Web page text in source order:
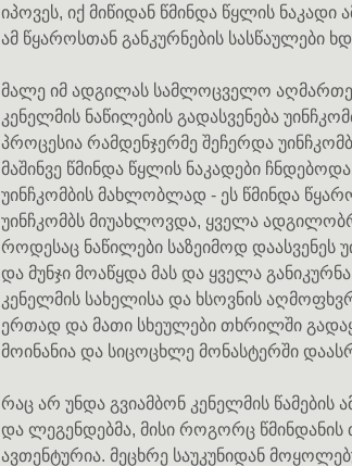
იპოვეს, იქ მიწიდან წმინდა წყლის
ამ წყაროსთან განკურნების სასწაულები
მალე იმ ადგილას სამლოცველო აღმართეს
კენელმის ნაწილების გადასვენება
პროცესია რამდენჯერმე შეჩერდა
მაშინვე წმინდა წყლის ნაკადები
უინჩკომბის მახლობლად - ეს წმინდა
უინჩკომბს მიუახლოვდა, ყველა
როდესაც ნაწილები საზეიმოდ დაასვენეს
და მუნჯი მოაწყდა მას და ყველა
კენელმის სახელისა და ხსოვნის
ერთად და მათი სხეულები თხრილში
მოინანია და სიცოცხლე მონასტერში
რაც არ უნდა გვიამბონ კენელმის წამების
და ლეგენდებმა, მისი როგორც წმინდანის
ავთენტურია. მეცხრე საუკუნიდან